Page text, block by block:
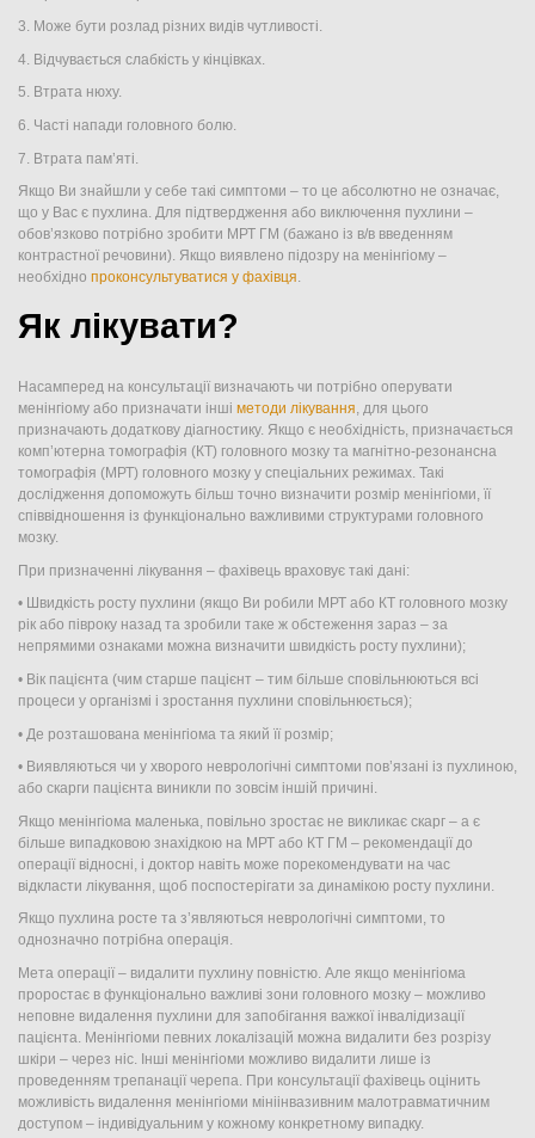
3. Може бути розлад різних видів чутливості.
4. Відчувається слабкість у кінцівках.
5. Втрата нюху.
6. Часті напади головного болю.
7. Втрата пам’яті.
Якщо Ви знайшли у себе такі симптоми – то це абсолютно не означає,
що у Вас є пухлина. Для підтвердження або виключення пухлини –
обов’язково потрібно зробити МРТ ГМ (бажано із в/в введенням
контрастної речовини). Якщо виявлено підозру на менінгіому –
необхідно проконсультуватися у фахівця.
Як лікувати?
Насамперед на консультації визначають чи потрібно оперувати
менінгіому або призначати інші методи лікування, для цього
призначають додаткову діагностику. Якщо є необхідність, призначається
комп’ютерна томографія (КТ) головного мозку та магнітно-резонансна
томографія (МРТ) головного мозку у спеціальних режимах. Такі
дослідження допоможуть більш точно визначити розмір менінгіоми, її
співвідношення із функціонально важливими структурами головного
мозку.
При призначенні лікування – фахівець враховує такі дані:
• Швидкість росту пухлини (якщо Ви робили МРТ або КТ головного мозку
рік або півроку назад та зробили таке ж обстеження зараз – за
непрямими ознаками можна визначити швидкість росту пухлини);
• Вік пацієнта (чим старше пацієнт – тим більше сповільнюються всі
процеси у організмі і зростання пухлини сповільнюється);
• Де розташована менінгіома та який її розмір;
• Виявляються чи у хворого неврологічні симптоми пов’язані із пухлиною,
або скарги пацієнта виникли по зовсім іншій причині.
Якщо менінгіома маленька, повільно зростає не викликає скарг – а є
більше випадковою знахідкою на МРТ або КТ ГМ – рекомендації до
операції відносні, і доктор навіть може порекомендувати на час
відкласти лікування, щоб поспостерігати за динамікою росту пухлини.
Якщо пухлина росте та з’являються неврологічні симптоми, то
однозначно потрібна операція.
Мета операції – видалити пухлину повністю. Але якщо менінгіома
проростає в функціонально важливі зони головного мозку – можливо
неповне видалення пухлини для запобігання важкої інвалідизації
пацієнта. Менінгіоми певних локалізацій можна видалити без розрізу
шкіри – через ніс. Інші менінгіоми можливо видалити лише із
проведенням трепанації черепа. При консультації фахівець оцінить
можливість видалення менінгіоми мініінвазивним малотравматичним
доступом – індивідуальним у кожному конкретному випадку.